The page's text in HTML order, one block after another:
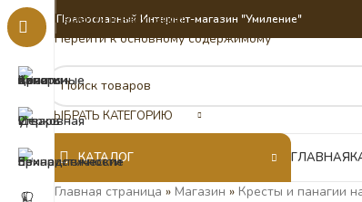
Перейти к навигации
Перейти к основному содержимому
Православный Интернет-магазин "Умиление"
ВЫБРАТЬ КАТЕГОРИЮ
КАТАЛОГ ГЛАВНАЯ
Главная страница » Магазин » Кресты и панагии